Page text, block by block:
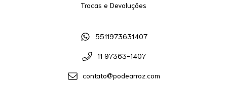
Trocas e Devoluções
5511973631407
11 97363-1407
contato@podearroz.com